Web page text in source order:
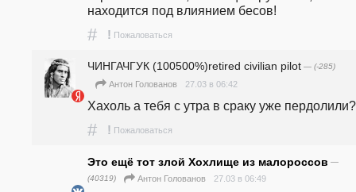
находится под влиянием бесов!
# ! Пожаловаться
ЧИНГАЧГУК (100500%)retired civilian pilot — (-285)
Антон Голованов 27.03 в 06:42
Хахоль а тебя с утра в сраку уже
# ! Пожаловаться
Это ещё тот злой Хохлище из малороссов —
(40319)
Антон Голованов 27.03 в 06:49